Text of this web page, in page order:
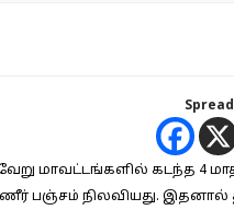
மாவட்டங்களில் கடந்த 4
பஞ்சம் நிலவியது. இதனால்